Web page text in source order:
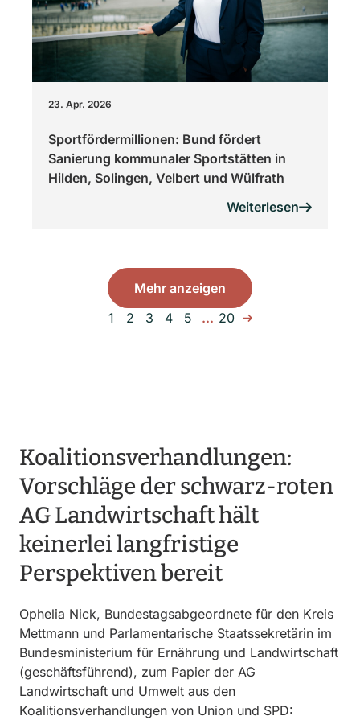
23. Apr. 2026
Sportfördermillionen: Bund fördert
Sanierung kommunaler Sportstätten in
Hilden, Solingen, Velbert und Wülfrath
Weiterlesen
Mehr anzeigen
1
2 3 4 5 ... 20
Koalitionsverhandlungen:
Vorschläge der schwarz-roten
AG Landwirtschaft hält
keinerlei langfristige
Perspektiven bereit
Ophelia Nick, Bundestagsabgeordnete für den Kreis
Mettmann und Parlamentarische Staatssekretärin im
Bundesministerium für Ernährung und Landwirtschaft
(geschäftsführend), zum Papier der AG
Landwirtschaft und Umwelt aus den
Koalitionsverhandlungen von Union und SPD: